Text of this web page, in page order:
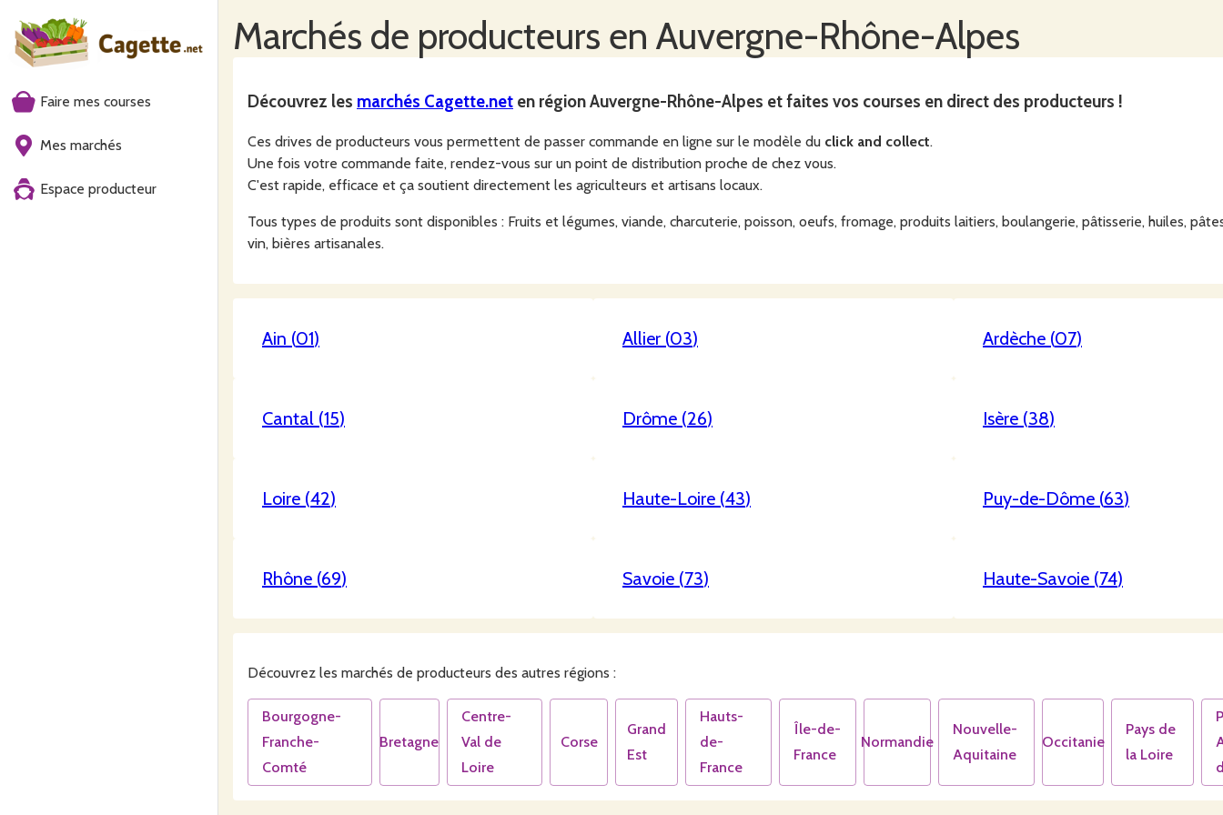
Faire mes courses
Mes marchés
Espace producteur
Marchés de producteurs en Auvergne-Rhône-Alpes
Découvrez les marchés Cagette.net en régionAuvergne-Rhône-Alpes et faites vos courses en direct des producteurs !
Ces drives de producteurs vous permettent de passer commande en ligne sur le modèle du click and collect.
Une fois votre commande faite, rendez-vous sur un point de distribution proche de chez vous.
C'est rapide, efficace et ça soutient directement les agriculteurs et artisans locaux.
Tous types de produits sont disponibles : Fruits et légumes, viande, charcuterie, poisson, oeufs, fromage, produits laitiers, boulangerie, pâtisserie, huiles,
vin, bières artisanales.
Ain (01) Allier (03) Ardèche (07)
Cantal (15) Drôme (26) Isère (38)
Loire (42) Haute-Loire (43) Puy-de-Dôme (63)
Rhône (69) Savoie (73) Haute-Savoie (74)
Découvrez les marchés de producteurs des autres régions :
Bourgogne-
Franche-
Comté
Bretagne
Centre-
Val de
Loire
Corse
Grand
Est
Hauts-
de-
France
Île-de-
France
Normandie
Nouvelle-
Aquitaine
Occitanie
Pays de
la Loire